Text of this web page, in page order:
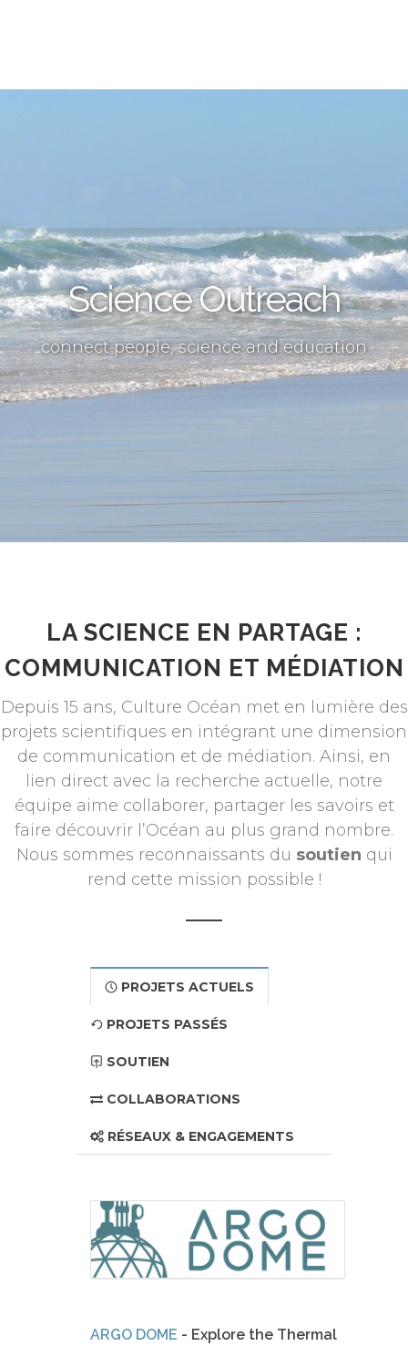
Science Outreach
connect people, science and education
LA SCIENCE EN PARTAGE :
COMMUNICATION ET MÉDIATION
Depuis 15 ans, Culture Océan met en lumière des
projets scientifiques en intégrant une dimension
de communication et de médiation. Ainsi, en
lien direct avec la recherche actuelle, notre
équipe aime collaborer, partager les savoirs et
faire découvrir l’Océan au plus grand nombre.
Nous sommes reconnaissants du soutien qui
rend cette mission possible !
PROJETS ACTUELS
PROJETS PASSÉS
SOUTIEN
COLLABORATIONS
RÉSEAUX & ENGAGEMENTS
ARGO DOME - Explore the Thermal